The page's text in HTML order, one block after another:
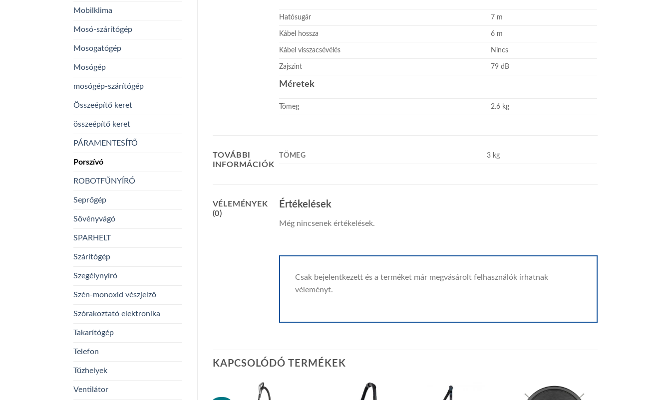
Mobilklima
Mosó-szárítógép
Mosogatógép
Mosógép
mosógép-szárítógép
Összeépítő keret
összeépítő keret
PÁRAMENTESÍTŐ
Porszívó
ROBOTFŰNYÍRÓ
Seprőgép
Sövényvágó
SPARHELT
Szárítógép
Szegélynyíró
Szén-monoxid vészjelző
Szórakoztató elektronika
Takarítógép
Telefon
Tűzhelyek
Ventilátor
Hatósugár 7 m
Kábel hossza 6 m
Kábel visszacsévélés Nincs
Zajszint 79 dB
Méretek
Tömeg 2.6 kg
TOVÁBBI
INFORMÁCIÓK
TÖMEG 3 kg
VÉLEMÉNYEK
(0)
Értékelések
Még nincsenek értékelések.
Csak bejelentkezett és a terméket már megvásárolt felhasználók írhatnak
véleményt.
KAPCSOLÓDÓ TERMÉKEK